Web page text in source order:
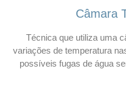
Câmara
Técnica que utiliza uma
variações de temperatura
possíveis fugas de água